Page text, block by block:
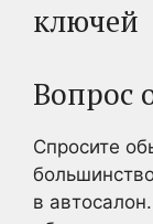
ключей
Вопрос
Спросите
в